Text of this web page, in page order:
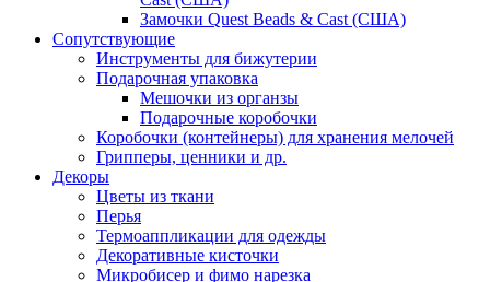
Замочки Quest Beads & Cast (США)
Сопутствующие
Инструменты для бижутерии
Подарочная упаковка
Мешочки из органзы
Подарочные коробочки
Коробочки (контейнеры) для хранения мелочей
Грипперы, ценники и др.
Декоры
Цветы из ткани
Перья
Термоаппликации для одежды
Декоративные кисточки
Микробисер и фимо нарезка